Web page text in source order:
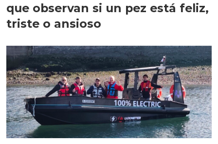
que observan si un pez está feliz,
triste o ansioso